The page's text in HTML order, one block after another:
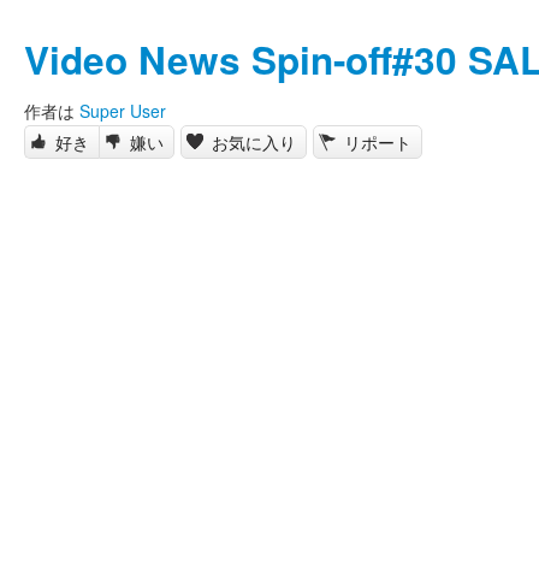
Video News Spin-off#30
作者は Super User
好き
嫌い お気に入り リポート